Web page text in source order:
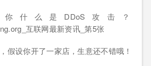
假设你开了一家店，生意还不错哦！